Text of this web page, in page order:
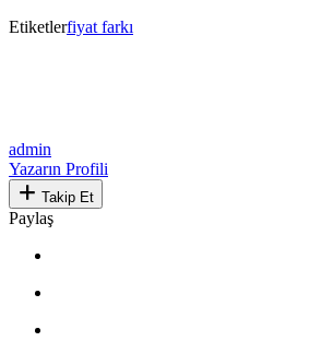
Etiketlerfiyat farkı
admin
Yazarın Profili
Takip Et
Paylaş